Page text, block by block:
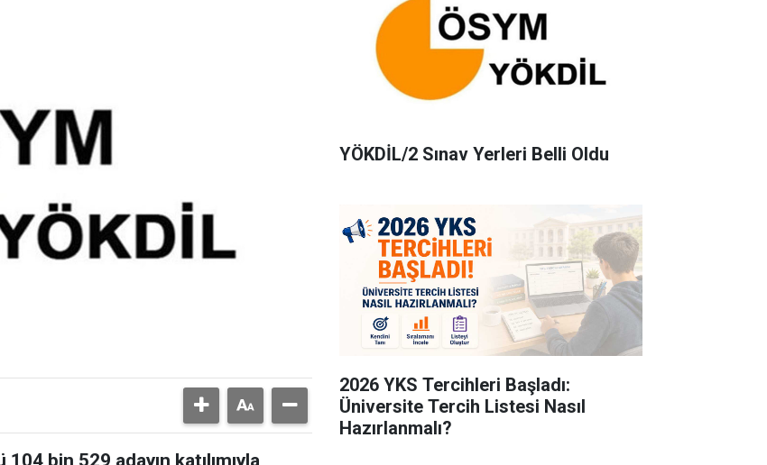
bin 529 adayın katılımıyla
YÖKDİL/2 Sınav Yerleri Belli Oldu
2026 YKS Tercihleri Başladı:
Üniversite Tercih Listesi Nasıl
Hazırlanmalı?